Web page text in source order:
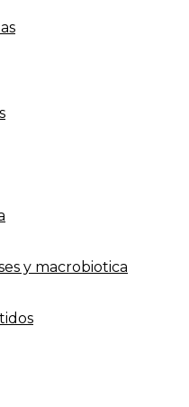
y macrobiotica